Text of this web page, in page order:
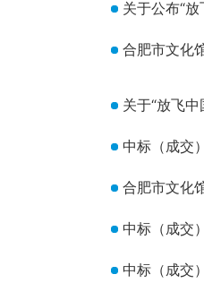
关于公布“
合肥市文化
关于“放飞
中标（成交
合肥市文化
中标（成交
中标（成交